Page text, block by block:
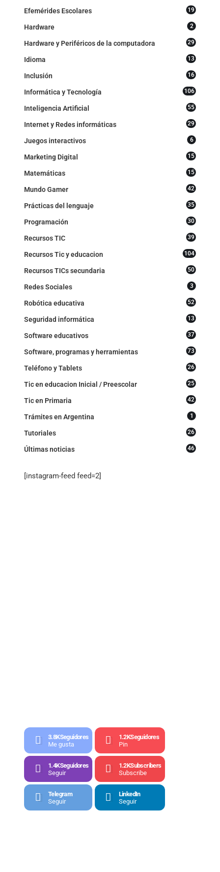
Efemérides Escolares 19
Hardware 2
Hardware y Periféricos de la computadora 29
Idioma 13
Inclusión 16
Informática y Tecnología 106
Inteligencia Artificial 55
Internet y Redes informáticas 29
Juegos interactivos 6
Marketing Digital 15
Matemáticas 15
Mundo Gamer 42
Prácticas del lenguaje 35
Programación 30
Recursos TIC 39
Recursos Tic y educacion 104
Recursos TICs secundaria 50
Redes Sociales 3
Robótica educativa 52
Seguridad informática 13
Software educativos 37
Software, programas y herramientas 73
Teléfono y Tablets 26
Tic en educacion Inicial / Preescolar 25
Tic en Primaria 42
Trámites en Argentina 1
Tutoriales 26
Últimas noticias 46
[instagram-feed feed=2]
3.8KSeguidores
Me gusta
1.2KSeguidores
Pin
1.4KSeguidores
Seguir
1.2KSubscribers
Subscribe
Telegram
Seguir
LinkedIn
Seguir